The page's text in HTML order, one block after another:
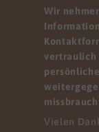
Wir
vertraulich
Vielen